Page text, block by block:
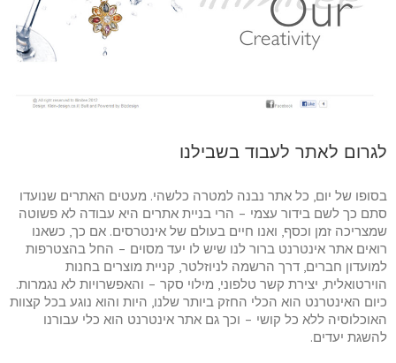
לגרום לאתר לעבוד בשבילנו
בסופו של יום, כל אתר נבנה למטרה כלשהי. מעטים האתרים שנועדו
סתם כך לשם בידור עצמי – הרי בניית אתרים היא עבודה לא פשוטה
שמצריכה זמן וכסף, ואנו חיים בעולם של אינטרסים. אם כך, כשאנו
רואים אתר אינטרנט ברור לנו שיש לו יעד מסוים – החל בהצטרפות
למועדון חברים, דרך הרשמה לניוזלטר, קניית מוצרים בחנות
הוירטואלית, יצירת קשר טלפוני, מילוי סקר – והאפשרויות לא נגמרות.
כיום האינטרנט הוא הכלי החזק ביותר שלנו, היות והוא נוגע בכל קצוות
האוכלוסיה ללא כל קושי – וכך גם אתר אינטרנט הוא כלי עבורנו
להשגת יעדים.